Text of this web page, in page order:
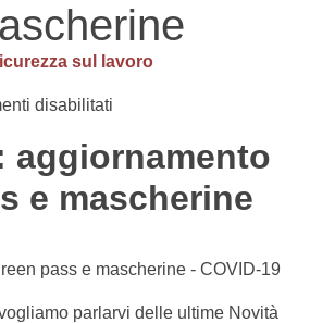
sul lavoro
disabilitati
aggiornamento
e mascherine
parlarvi delle ultime Novità